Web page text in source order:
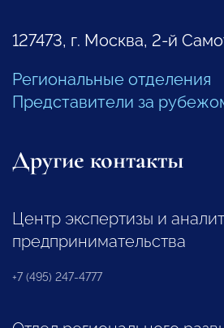
127473, г. Москва, 2-й
Региональные отделения
Представители за
Другие контакты
Центр экспертизы и
предпринимательства
+7 (495) 247-4777